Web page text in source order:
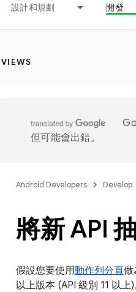
設計和規劃 開發
VIEWS
但可能會出錯。
Android Developers Develop
將新 API
假設您要使用動作列分頁做
以上版本 (API 級別 11 以